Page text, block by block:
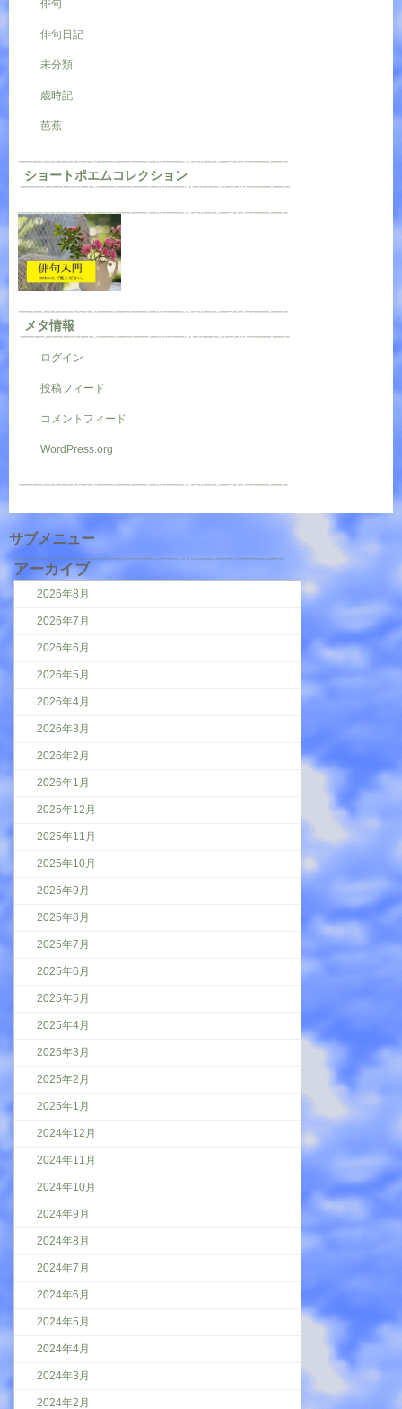
俳句
俳句日記
未分類
歳時記
芭蕉
ショートポエムコレクション
メタ情報
ログイン
投稿フィード
コメントフィード
WordPress.org
サブメニュー
アーカイブ
2026年8月
2026年7月
2026年6月
2026年5月
2026年4月
2026年3月
2026年2月
2026年1月
2025年12月
2025年11月
2025年10月
2025年9月
2025年8月
2025年7月
2025年6月
2025年5月
2025年4月
2025年3月
2025年2月
2025年1月
2024年12月
2024年11月
2024年10月
2024年9月
2024年8月
2024年7月
2024年6月
2024年5月
2024年4月
2024年3月
2024年2月